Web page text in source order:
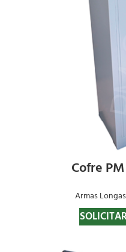
Cofre
Armas